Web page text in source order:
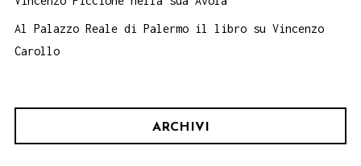
Al Palazzo Reale di Palermo il libro su Vincenzo
Carollo
ARCHIVI